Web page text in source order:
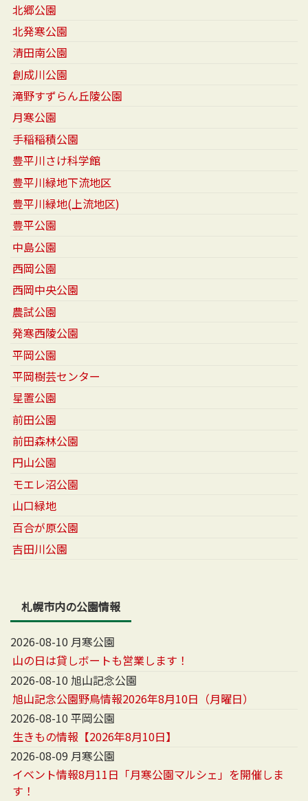
北郷公園
北発寒公園
清田南公園
創成川公園
滝野すずらん丘陵公園
月寒公園
手稲稲積公園
豊平川さけ科学館
豊平川緑地下流地区
豊平川緑地(上流地区)
豊平公園
中島公園
西岡公園
西岡中央公園
農試公園
発寒西陵公園
平岡公園
平岡樹芸センター
星置公園
前田公園
前田森林公園
円山公園
モエレ沼公園
山口緑地
百合が原公園
吉田川公園
札幌市内の公園情報
2026-08-10 月寒公園
山の日は貸しボートも営業します！
2026-08-10 旭山記念公園
旭山記念公園野鳥情報2026年8月10日（月曜日）
2026-08-10 平岡公園
生きもの情報【2026年8月10日】
2026-08-09 月寒公園
イベント情報8月11日「月寒公園マルシェ」を開催しま
す！